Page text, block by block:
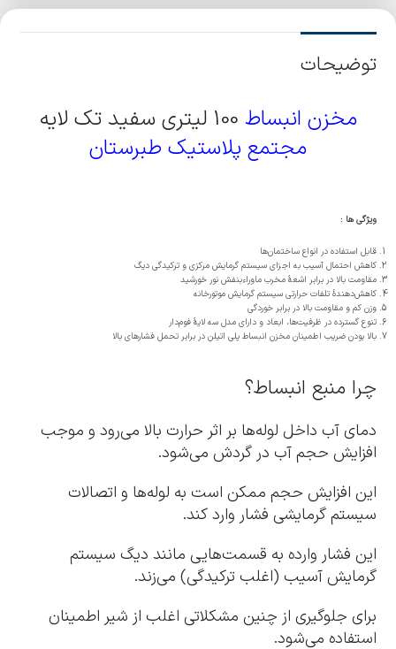
توضیحات
مخزن انبساط
مجتمع پلاستیک طبرستان
ویژگی ها :
قابل استفاده در انواع ساختمان‌ها
کاهش احتمال آسیب به اجزای سیستم گرمایش مرکزی و ترکیدگی دیگ
مقاومت بالا در برابر اشعۀ مخرب ماوراءبنفش نور خورشید
کاهش‌دهندۀ تلفات حرارتی سیستم گرمایش موتورخانه
وزن کم و مقاومت بالا در برابر خوردگی
تنوع گسترده در ظرفیت‌ها، ابعاد و دارای مدل سه لایۀ فوم‌دار
بالا بودن ضریب اطمینان مخزن انبساط پلی اتیلن در برابر تحمل فشارهای بالا
چرا منبع انبساط؟
دمای آب داخل لوله‌ها بر اثر حرارت بالا می‌رود و موجب
افزایش حجم آب در گردش می‌شود.
این افزایش حجم ممکن است به لوله‌ها و اتصالات
سیستم گرمایشی فشار وارد کند.
این فشار وارده به قسمت‌هایی مانند دیگ سیستم
گرمایش آسیب (اغلب ترکیدگی) می‌زند.
برای جلوگیری از چنین مشکلاتی اغلب از شیر اطمینان
استفاده می‌شود.